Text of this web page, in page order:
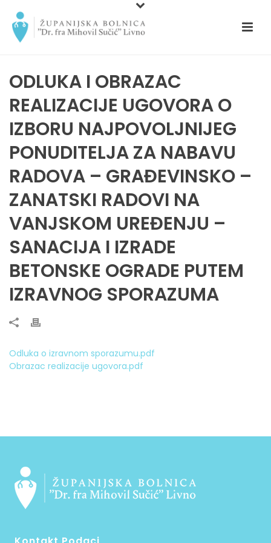
ODLUKA I OBRAZAC
REALIZACIJE UGOVORA O
IZBORU NAJPOVOLJNIJEG
PONUDITELJA ZA NABAVU
RADOVA – GRAĐEVINSKO –
ZANATSKI RADOVI NA
VANJSKOM UREĐENJU –
SANACIJA I IZRADE
BETONSKE OGRADE PUTEM
IZRAVNOG SPORAZUMA
Odluka o izravnom sporazumu.pdf
Obrazac realizacije ugovora.pdf